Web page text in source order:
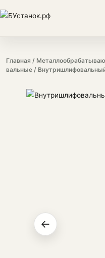
Главная /
вальные /
←